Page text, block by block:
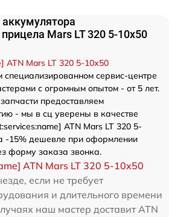
Mars LT 320 5-10x50
ATN Mars LT 320 5-10x50
сервис-центре
с огромным опытом - от 5 лет.
предоставляем
- мы в сц уверены в качестве
ATN Mars LT 320 5-
-15% дешевле при оформлении
форму заказа звонка.
ATN Mars LT 320 5-10x50
если не требует
и длительного времени
наш мастер доставит ATN